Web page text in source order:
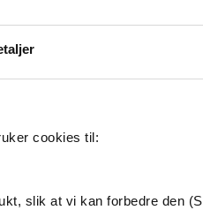
cookies til:
slik at vi kan forbedre den
Reidulf Hov
EBOK